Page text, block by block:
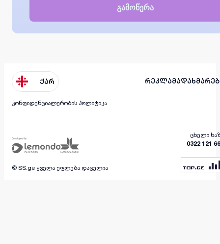
გამოწერა
ქარ რეკლამა
კონფიდენციალურობის პოლიტიკა
ცხელი
0322 121
© SS.ge ყველა უფლება დაცულია